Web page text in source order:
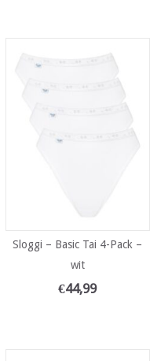
Sloggi – Basic Tai 4-Pack –
wit
€44,99